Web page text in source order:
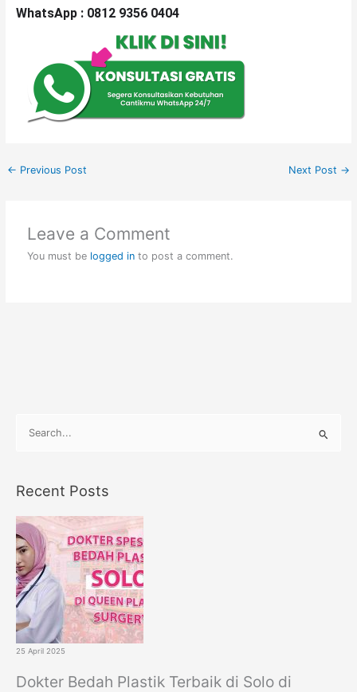
WhatsApp : 0812 9356 0404
← Previous Post Next Post →
Leave a Comment
You must be logged in to post a comment.
r
c
h
f
o
r
:
Recent Posts
25 April 2025
Dokter Bedah Plastik Terbaik di Solo di